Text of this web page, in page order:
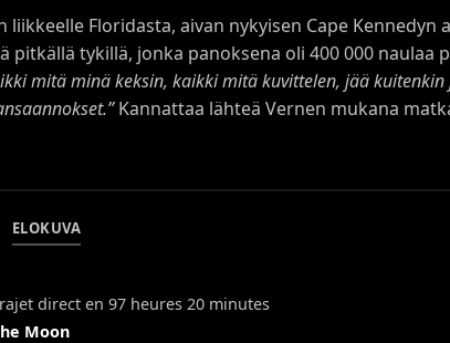
Floridasta, aivan nykyisen Cape
pitkällä tykillä, jonka panoksena oli 400 000
mitä minä keksin, kaikki mitä kuvittelen, jää
Kannattaa lähteä Vernen mukana
ELOKUVA
direct en 97 heures 20 minutes
Moon